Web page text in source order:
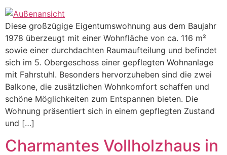
Diese großzügige Eigentumswohnung aus dem Baujahr
1978 überzeugt mit einer Wohnfläche von ca. 116 m²
sowie einer durchdachten Raumaufteilung und befindet
sich im 5. Obergeschoss einer gepflegten Wohnanlage
mit Fahrstuhl. Besonders hervorzuheben sind die zwei
Balkone, die zusätzlichen Wohnkomfort schaffen und
schöne Möglichkeiten zum Entspannen bieten. Die
Wohnung präsentiert sich in einem gepflegten Zustand
und […]
Charmantes Vollholzhaus in